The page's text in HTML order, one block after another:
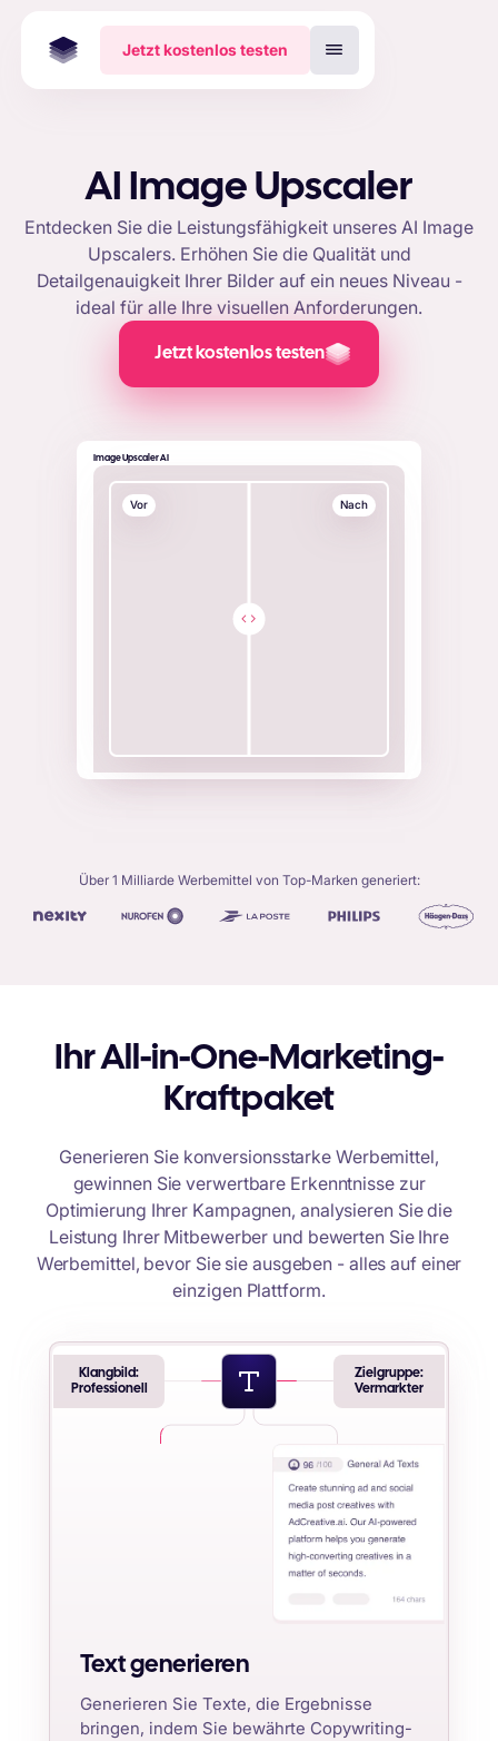
Jetzt kostenlos testen
AI Image Upscaler
Entdecken Sie die Leistungsfähigkeit unseres AI Image
Upscalers. Erhöhen Sie die Qualität und
Detailgenauigkeit Ihrer Bilder auf ein neues Niveau -
ideal für alle Ihre visuellen Anforderungen.
Jetzt kostenlos testen
Image Upscaler AI
Vor Nach
Über 1 Milliarde Werbemittel von Top-Marken generiert:
Ihr All-in-One-Marketing-
Kraftpaket
Generieren Sie konversionsstarke Werbemittel,
gewinnen Sie verwertbare Erkenntnisse zur
Optimierung Ihrer Kampagnen, analysieren Sie die
Leistung Ihrer Mitbewerber und bewerten Sie Ihre
Werbemittel, bevor Sie sie ausgeben - alles auf einer
einzigen Plattform.
Klangbild:
Professionell
Zielgruppe:
Vermarkter
Text generieren
Generieren Sie Texte, die Ergebnisse
bringen, indem Sie bewährte Copywriting-